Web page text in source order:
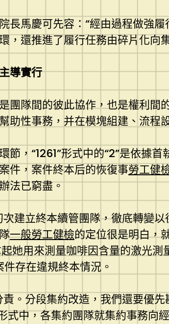
長馬慶可先容：“經由過程做強
，還推進了履行任務由碎片化向
導實行
團隊間的彼此協作，也是權利間
助性事務，并在模塊組建、流程
節，“1261”形式中的“2”是依據
件，案件終本后的恢復事勞工健
法已窮盡。
次建立終本續管團隊，徹底轉變
一般勞工健檢的定位很是明白，
她用來測量咖啡因含量的激光
存在違規終本情況。
責。分段集約改造，我們還要優
形式中，各集約團隊就集約事務向